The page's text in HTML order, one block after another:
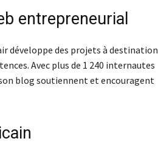
entrepreneurial
développe des projets à destination
Avec plus de 1 240 internautes
blog soutiennent et encouragent